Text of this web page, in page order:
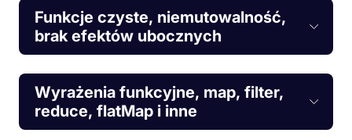
Funkcje czyste, niemutowalność,
brak efektów ubocznych
Wyrażenia funkcyjne, map, filter,
reduce, flatMap i inne